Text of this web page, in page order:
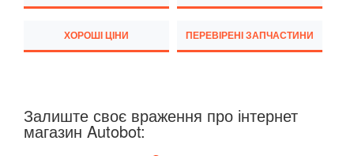
M6 F12/F13/F06
7 Series E38
ХОРОШІ ЦІНИ ПЕРЕВІРЕНІ ЗАПЧАСТИНИ
Залиште своє враження про інтернет
магазин Autobot: